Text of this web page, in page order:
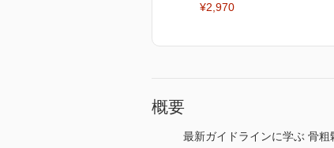
¥2,970
概要
最新ガイドラインに学ぶ 骨